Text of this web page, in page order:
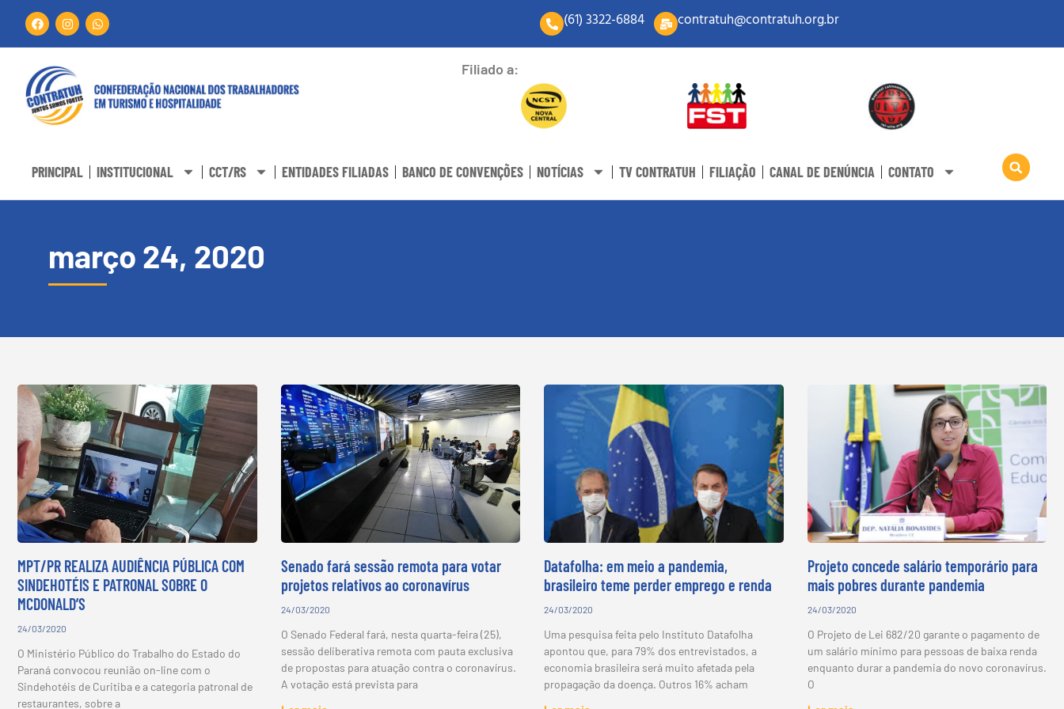
(61) 3322-6884 contratuh@contratuh.org.br
Filiado a:
PRINCIPAL INSTITUCIONAL CCT/RS ENTIDADES FILIADAS BANCO DE CONVENÇÕES NOTÍCIAS TV CONTRATUH FILIAÇÃO CANAL DE DENÚNCIA CONTATO
março 24, 2020
MPT/PR REALIZA AUDIÊNCIA PÚBLICA COM
SINDEHOTÉIS E PATRONAL SOBRE O
MCDONALD’S
24/03/2020
O Ministério Público do Trabalho do Estado do
Paraná convocou reunião on-line com o
Sindehotéis de Curitiba e a categoria patronal de
restaurantes, sobre a
Senado fará sessão remota para votar
projetos relativos ao coronavírus
24/03/2020
O Senado Federal fará, nesta quarta-feira (25),
sessão deliberativa remota com pauta exclusiva
de propostas para atuação contra o coronavírus.
A votação está prevista para
Datafolha: em meio a pandemia,
brasileiro teme perder emprego e renda
24/03/2020
Uma pesquisa feita pelo Instituto Datafolha
apontou que, para 79% dos entrevistados, a
economia brasileira será muito afetada pela
propagação da doença. Outros 16% acham
Projeto concede salário temporário para
mais pobres durante pandemia
24/03/2020
O Projeto de Lei 682/20 garante o pagamento de
um salário mínimo para pessoas de baixa renda
enquanto durar a pandemia do novo coronavírus.
O